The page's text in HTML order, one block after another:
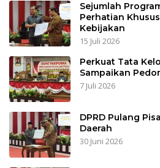
Sejumlah
Perhatian
Kebijakan
15 Juli 2026
Perkuat Tata
Sampaikan
7 Juli 2026
DPRD Pulang
Daerah
30 Juni 2026